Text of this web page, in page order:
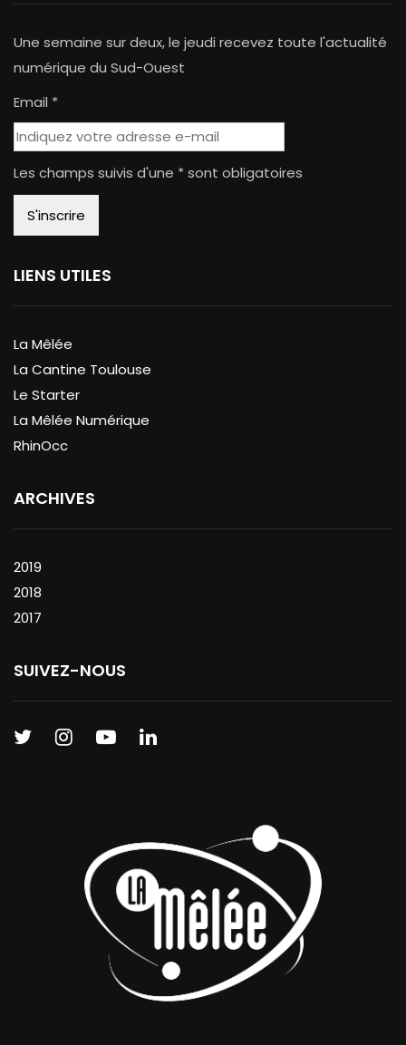
Une semaine sur deux, le jeudi recevez toute l'actualité
numérique du Sud-Ouest
Email *
Les champs suivis d'une * sont obligatoires
LIENS UTILES
La Mêlée
La Cantine Toulouse
Le Starter
La Mêlée Numérique
RhinOcc
ARCHIVES
2019
2018
2017
SUIVEZ-NOUS